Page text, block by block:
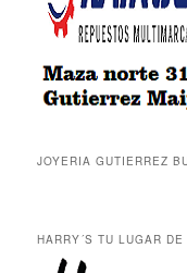
JOYERIA GUTIERREZ
HARRY´S TU LUGAR